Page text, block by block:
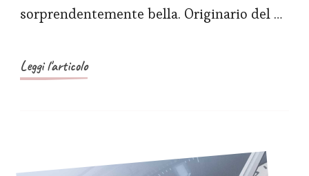
extra-
sfuso
sorprendentemente bella. Originario del …
Leggi l'articolo